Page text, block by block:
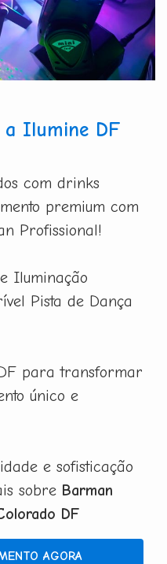
Ilumine DF
com drinks
premium com
Profissional!
Iluminação
Pista de Dança
para transformar
único e
e sofisticação
sobre Barman
DF
AGORA